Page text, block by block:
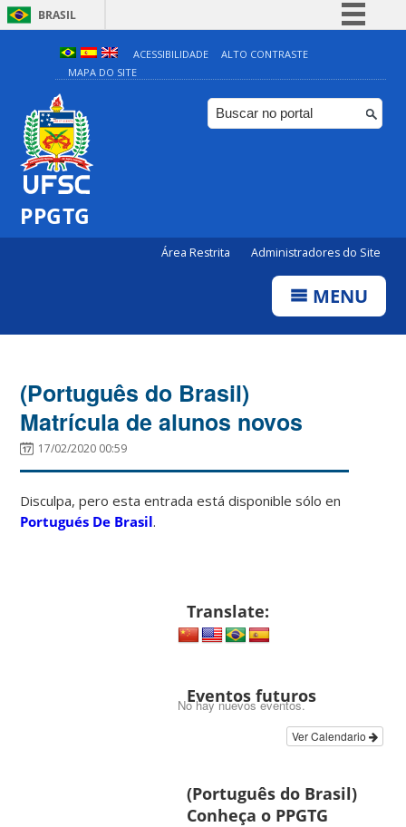
BRASIL
Simplifique!
Comunica BR
Participe
ACESSIBILIDADE
ALTO CONTRASTE
MAPA DO SITE
PPGTG
Área Restrita Administradores do Site
MENU
(Português do Brasil)
Matrícula de alunos novos
17/02/2020 00:59
Disculpa, pero esta entrada está disponible sólo en
Portugués De Brasil.
Translate:
Eventos futuros
No hay nuevos eventos.
Ver Calendario
(Português do Brasil)
Conheça o PPGTG